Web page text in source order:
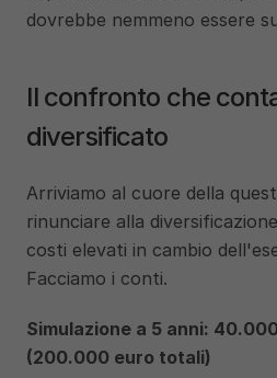
dovrebbe nemmeno essere
Il confronto che
diversificato
Arriviamo al cuore della
rinunciare alla
costi elevati in cambio
Facciamo i conti.
Simulazione a 5 anni:
(200.000 euro totali)